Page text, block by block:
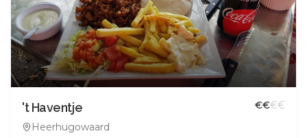
't Haventje
Heerhugowaard
€€€€